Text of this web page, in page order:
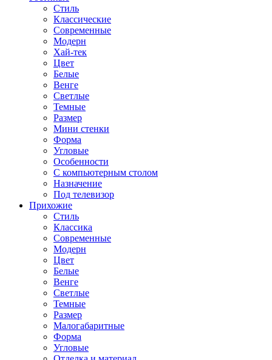
Стиль
Классические
Современные
Модерн
Хай-тек
Цвет
Белые
Венге
Светлые
Темные
Размер
Мини стенки
Форма
Угловые
Особенности
С компьютерным столом
Назначение
Под телевизор
Прихожие
Стиль
Классика
Современные
Модерн
Цвет
Белые
Венге
Светлые
Темные
Размер
Малогабаритные
Форма
Угловые